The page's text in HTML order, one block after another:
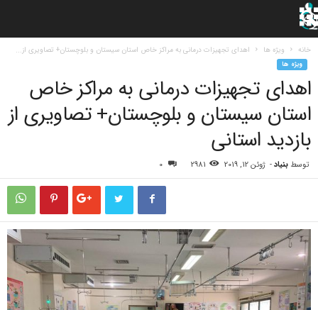
خانه ویژه ها اهدای تجهیزات درمانی به مراکز خاص استان سیستان و بلوچستان+ تصاویری از...
ویژه ها
اهدای تجهیزات درمانی به مراکز خاص
استان سیستان و بلوچستان+ تصاویری از
بازدید استانی
توسط بنیاد- ژوئن 12, 2019 2981
0